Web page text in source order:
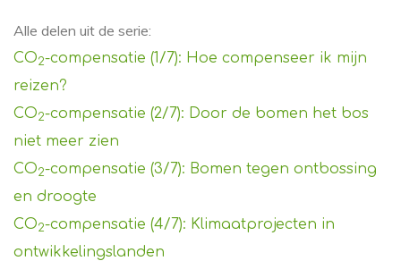
Alle delen uit de serie:
CO2-compensatie (1/7): Hoe compenseer ik mijn
reizen?
CO2-compensatie (2/7): Door de bomen het bos
niet meer zien
CO2-compensatie (3/7): Bomen tegen ontbossing
en droogte
CO2-compensatie (4/7): Klimaatprojecten in
ontwikkelingslanden